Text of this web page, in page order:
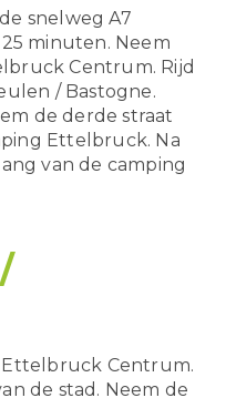
snelweg A7
minuten. Neem
Centrum. Rijd
/ Bastogne.
de derde straat
Ettelbruck. Na
van de camping
Centrum.
de stad. Neem de